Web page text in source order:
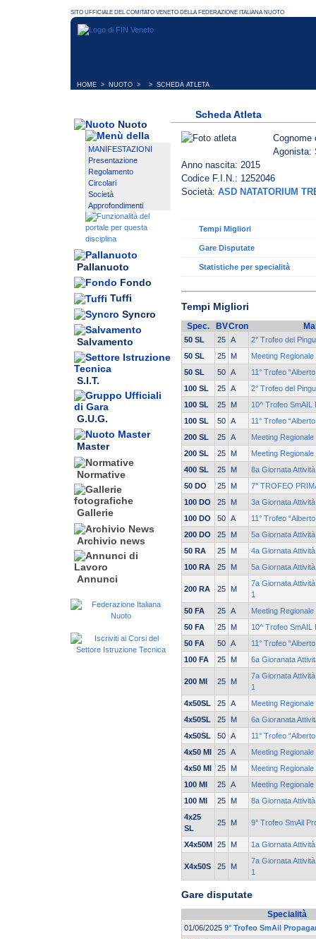
HOME > NUOTO > > SCHEDA ATLETA
Nuoto
MANIFESTAZIONI
Presentazione
Regolamento
Circolari
Società
Approfondimenti
Pallanuoto
Fondo
Tuffi
Syncro
Salvamento
S.I.T.
G.U.G.
Master
Normative
Gallerie
Archivio news
Annunci
Scheda Atleta
Agonista:
Anno nascita: 2015
Codice F.I.N.: 1252046
Società: ASD NATATORIUM
Tempi Migliori
Gare Disputate
Statistiche per specialità
Tempi Migliori
Spec. BVCron
50 SL 25 A
2° Trofeo del
50 SL
25 M
Meeting
50 SL
50 A
11° Trofeo
100 SL
25 A
2° Trofeo del
100 SL
25 M
10^ Trofeo SmAIL
100 SL
50 A
11° Trofeo
200 SL
25 A
Meeting
200 SL
25 M
Meeting
400 SL
25 M
8a Giornata
50 DO
25 M
7° TROFEO
100 DO
25 M
3a Giornata
100 DO
50 A
11° Trofeo
200 DO
25 M
5a Giornata
50 RA
25 M
4a Giornata
100 RA
25 M 5a Giornata
200 RA 25 M
7a Giornata
1
50 FA
25 A
Meeting
50 FA
25 M
10^ Trofeo SmAIL
50 FA
50 A
11° Trofeo
100 FA
25 M 6a Gioranata
200 MI 25 M
7a Giornata
1
4x50SL
25 A
Meeting
4x50SL
25 M
6a Gioranata
4x50SL
50 A
11° Trofeo
4x50 MI
25 A
Meeting
4x50 MI
25 M
Meeting
100 MI
25 A
Meeting
100 MI
25 M
8a Giornata
4x25
SL
25 M 9° Trofeo SmAil
X4x50M 25 M 1a Giornata
X4x50S 25 M
7a Giornata
1
Gare disputate
Specialità
01/06/2025 9° Trofeo SmAil